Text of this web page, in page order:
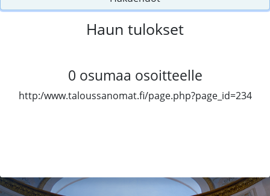
Haun tulokset
0 osumaa osoitteelle
http:/www.taloussanomat.fi/page.php?page_id=234